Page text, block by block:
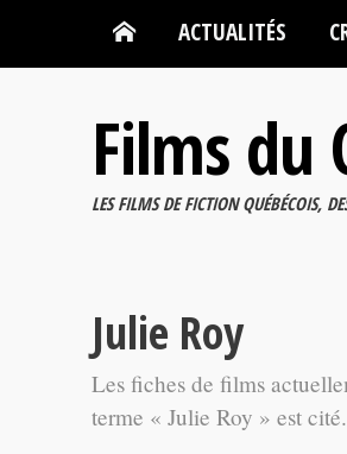
ACTUALITÉS
Films du
LES FILMS DE FICTION QUÉBÉCOIS,
Julie Roy
Les fiches de films
terme « Julie Roy » est cité.